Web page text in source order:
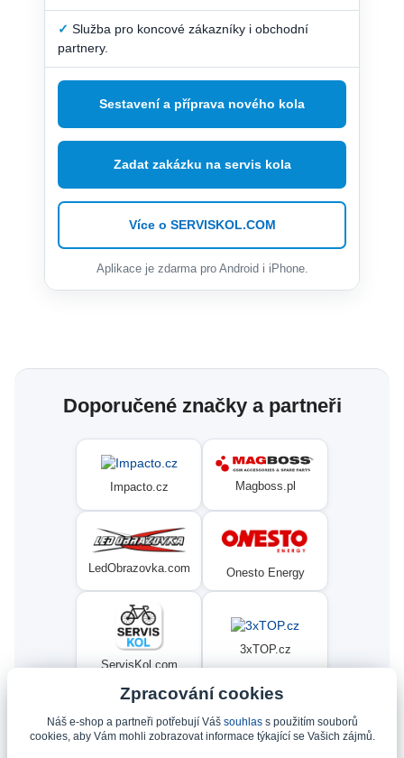
✓ Služba pro koncové zákazníky i obchodní
partnery.
Sestavení a příprava nového kola
Zadat zakázku na servis kola
Více o SERVISKOL.COM
Aplikace je zdarma pro Android i iPhone.
Doporučené značky a partneři
Impacto.cz Magboss.pl
LedObrazovka.com Onesto Energy
ServisKol.com
3xTOP.cz
Condat Ninex.cz
Zpracování cookies
Náš e-shop a partneři potřebují Váš souhlass použitím souborů
cookies, aby Vám mohli zobrazovat informace týkající se Vašich zájmů.